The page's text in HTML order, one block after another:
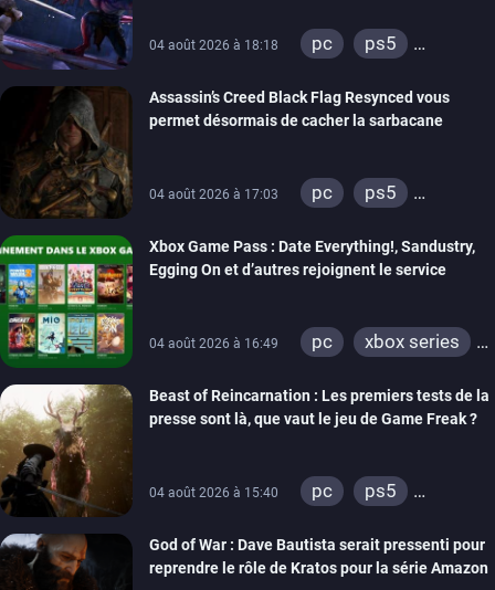
04 août 2026 à 18:18 pc
ps5
Assassin’s Creed Black Flag Resynced vous
permet désormais de cacher la sarbacane
04 août 2026 à 17:03 pc
ps5
Xbox Game Pass : Date Everything!, Sandustry,
Egging On et d’autres rejoignent le service
04 août 2026 à 16:49 pc
xbox series
Beast of Reincarnation : Les premiers tests de la
presse sont là, que vaut le jeu de Game Freak ?
04 août 2026 à 15:40 pc
ps5
God of War : Dave Bautista serait pressenti pour
reprendre le rôle de Kratos pour la série Amazon